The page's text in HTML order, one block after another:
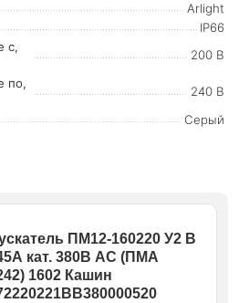
Arlight
IP66
с,
200 В
по,
240 В
Серый
ПМ12-160220 У2 В
кат. 380В AC (ПМА
1602 Кашин